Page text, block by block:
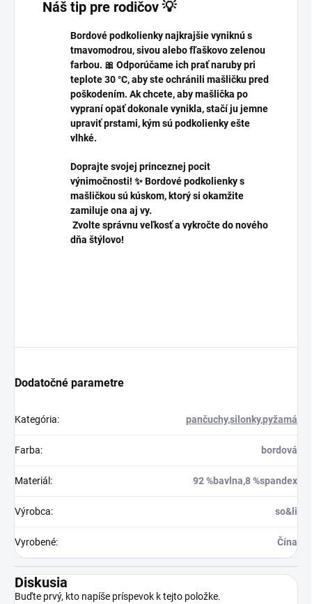
Náš tip pre rodičov 💡
Bordové podkolienky najkrajšie vyniknú s
tmavomodrou, sivou alebo fľaškovo zelenou
farbou. 🎀 Odporúčame ich prať naruby pri
teplote 30 °C, aby ste ochránili mašličku pred
poškodením. Ak chcete, aby mašlička po
vypraní opäť dokonale vynikla, stačí ju jemne
upraviť prstami, kým sú podkolienky ešte
vlhké.
Doprajte svojej princeznej pocit
výnimočnosti! ✨ Bordové podkolienky s
mašličkou sú kúskom, ktorý si okamžite
zamiluje ona aj vy.
Zvolte správnu veľkosť a vykročte do nového
dňa štýlovo!
Dodatočné parametre
Kategória: pančuchy,silonky,pyžamá
Farba: bordová
Materiál : 92 %bavlna,8 %spandex
Výrobca: so&li
Vyrobené: Čína
Diskusia
Buďte prvý, kto napíše príspevok k tejto položke.